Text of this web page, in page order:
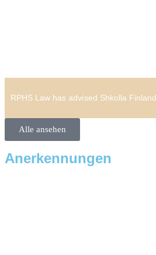
RPHS Law has advised Shkolla
Alle ansehen
Anerkennungen